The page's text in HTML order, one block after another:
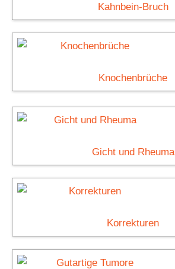
Kahnbein-Bruch
Knochenbrüche
Gicht und Rheuma
Korrekturen